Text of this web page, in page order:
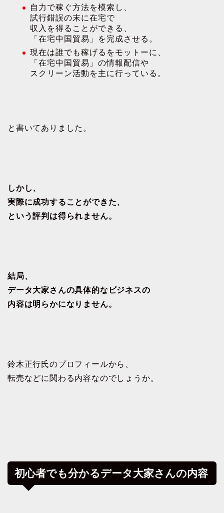
自力で稼ぐ方法を模索し、
試行錯誤の末に在宅で
収入を得ることができる、
「在宅中国貿易」を完成させる。
現在は誰でも稼げるをモットーに、
「在宅中国貿易」の情報配信や
スクリーン活動を主に行っている。
と書いてありました。
しかし、
実際に成功することができた、
という評判は得られません。
結局、
データ大家さんの具体的なビジネスの
内容は明らかになりません。
鈴木正行氏のプロフィールから、
転売などに関わる内容なのでしょうか。
初心者でも分かるデータ大家さんの内容